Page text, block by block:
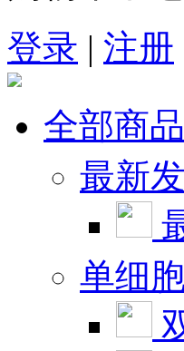
登录 | 注册
全部商
最新
单细